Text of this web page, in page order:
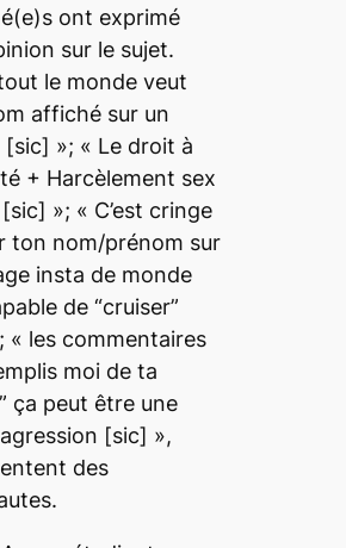
ont exprimé
sur le sujet.
le monde veut
affiché sur un
»; « Le droit à
+ Harcèlement sex
»; « C’est cringe
ton nom/prénom sur
insta de monde
de “cruiser”
« les commentaires
moi de ta
ça peut être une
[sic] »,
des